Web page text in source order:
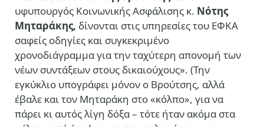
υφυπουργός Κοινωνικής Ασφάλισης κ. Νότης
Μηταράκης, δίνονται στις υπηρεσίες του ΕΦΚΑ
σαφείς οδηγίες και συγκεκριμένο
χρονοδιάγραμμα για την ταχύτερη απονομή των
νέων συντάξεων στους δικαιούχους». (Την
εγκύκλιο υπογράφει μόνον ο Βρούτσης, αλλά
έβαλε και τον Μηταράκη στο «κόλπο», για να
πάρει κι αυτός λίγη δόξα – τότε ήταν ακόμα στα